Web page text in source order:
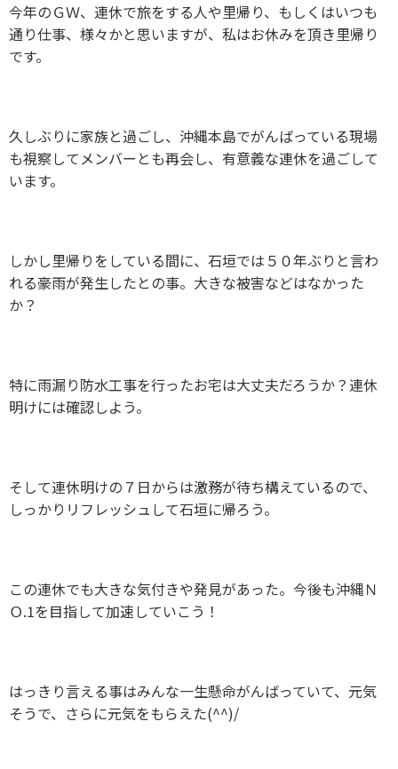
今年のＧＷ、連休で旅をする人や里帰り、もしくはいつも
通り仕事、様々かと思いますが、私はお休みを頂き里帰り
です。
久しぶりに家族と過ごし、沖縄本島でがんばっている現場
も視察してメンバーとも再会し、有意義な連休を過ごして
います。
しかし里帰りをしている間に、石垣では５０年ぶりと言わ
れる豪雨が発生したとの事。大きな被害などはなかった
か？
特に雨漏り防水工事を行ったお宅は大丈夫だろうか？連休
明けには確認しよう。
そして連休明けの７日からは激務が待ち構えているので、
しっかりリフレッシュして石垣に帰ろう。
この連休でも大きな気付きや発見があった。今後も沖縄Ｎ
Ｏ.1を目指して加速していこう！
はっきり言える事はみんな一生懸命がんばっていて、元気
そうで、さらに元気をもらえた(^^)/